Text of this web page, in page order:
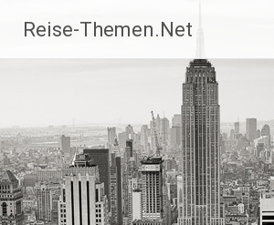
Inhalt
springen
Reise-Themen.Net